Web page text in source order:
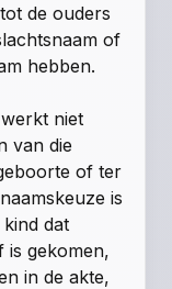
de ouders
of
hebben.
niet
van die
of ter
is
dat
is gekomen,
in de akte,